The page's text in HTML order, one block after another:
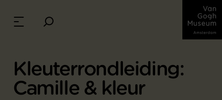
Kleuterrondleiding:
Camille & kleur